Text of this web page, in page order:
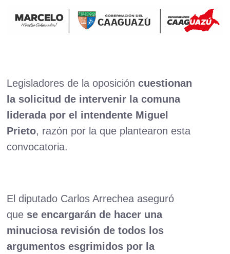
Legisladores de la oposicióncuestionan
la solicitud de intervenir la comuna
liderada por el intendente Miguel
Prieto, razón por la que plantearon esta
convocatoria.
El diputado Carlos Arrechea aseguró
que se encargarán de hacer una
minuciosa revisión de todos los
argumentos esgrimidos por la